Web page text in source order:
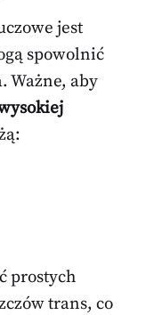
jest
spowolnić
Ważne, aby
prostych
trans, co